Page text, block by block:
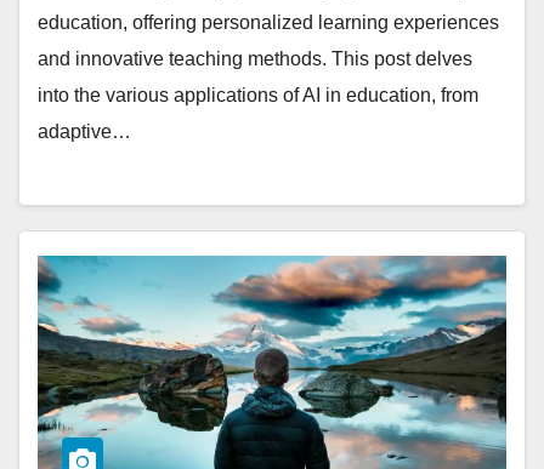
education, offering personalized learning experiences
and innovative teaching methods. This post delves
into the various applications of AI in education, from
adaptive…